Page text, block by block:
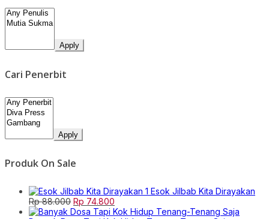
Apply
Cari Penerbit
Apply
Produk On Sale
Esok Jilbab Kita Dirayakan
Rp88.000 Original
price
Rp 74.800
price